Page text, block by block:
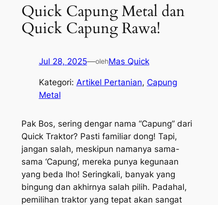
Quick Capung Metal dan
Quick Capung Rawa!
Jul 28, 2025—olehMas Quick
Kategori: Artikel Pertanian, Capung
Metal
Pak Bos, sering dengar nama “Capung” dari
Quick Traktor? Pasti familiar dong! Tapi,
jangan salah, meskipun namanya sama-
sama ‘Capung’, mereka punya kegunaan
yang beda lho! Seringkali, banyak yang
bingung dan akhirnya salah pilih. Padahal,
pemilihan traktor yang tepat akan sangat